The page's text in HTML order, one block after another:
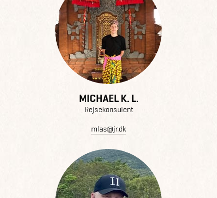
MICHAEL K. L.
Rejsekonsulent
mlas@jr.dk